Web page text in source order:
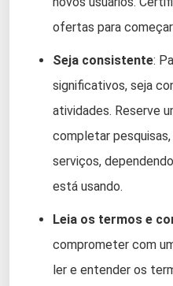
ofertas para
Seja consistente:
significativos, seja
atividades. Reserve
completar
serviços,
está usando.
Leia os termos e
comprometer com
ler e entender os